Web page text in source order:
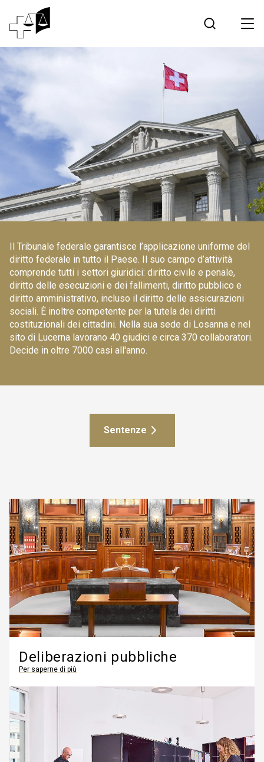
Contatto
Comunicazione elettronica
Giurisprudenza
Tribunale federale
Lavorare al Tribunale federale
Il Tribunale federale garantisce l’applicazione uniforme del
diritto federale in tutto il Paese. Il suo campo d’attività
comprende tutti i settori giuridici: diritto civile e penale,
diritto delle esecuzioni e dei fallimenti, diritto pubblico e
diritto amministrativo, incluso il diritto delle assicurazioni
sociali. È inoltre competente per la tutela dei diritti
costituzionali dei cittadini. Nella sua sede di Losanna e nel
sito di Lucerna lavorano 40 giudici e circa 370 collaboratori.
Decide in oltre 7000 casi all'anno.
Sentenze
Deliberazioni pubbliche
Per saperne di più